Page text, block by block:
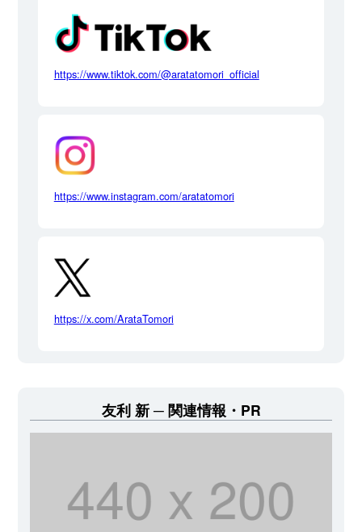
https://www.tiktok.com/@aratatomori_official
https://www.instagram.com/aratatomori
https://x.com/ArataTomori
友利 新 関連情報・PR